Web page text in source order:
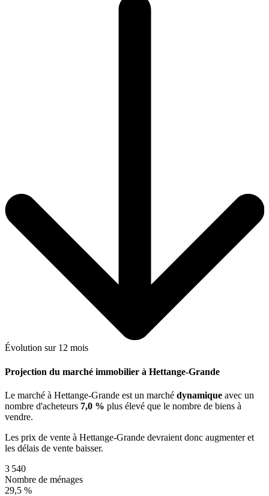
Évolution sur 12 mois
Projection du marché immobilier à Hettange-Grande
Le marché à Hettange-Grande est un marché dynamique avec un
nombre d'acheteurs 7,0 % plus élevé que le nombre de biens à
vendre.
Les prix de vente à Hettange-Grande devraient donc augmenteret
les délais de vente baisser.
3 540
Nombre de ménages
29,5 %